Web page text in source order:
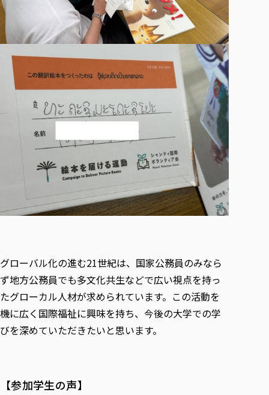
グローバル化の進む21世紀は、国家公務員のみなら
ず地方公務員でも多文化共生などで広い視点を持っ
たグローカル人材が求められています。この活動を
機に広く国際福祉に興味を持ち、今後の大学での学
びを深めていただきたいと思います。
【参加学生の声】